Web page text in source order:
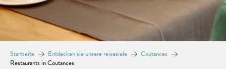
Startseite Entdecken sie unsere reiseziele
Coutances
Restaurants in Coutances